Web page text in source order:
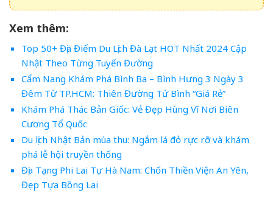
Xem thêm:
Top 50+ Địa Điểm Du Lịch Đà Lạt HOT Nhất 2024 Cập
Nhật Theo Từng Tuyến Đường
Cẩm Nang Khám Phá Bình Ba – Bình Hưng 3 Ngày 3
Đêm Từ TP.HCM: Thiên Đường Tứ Bình “Giá Rẻ”
Khám Phá Thác Bản Giốc: Vẻ Đẹp Hùng Vĩ Nơi Biên
Cương Tổ Quốc
Du lịch Nhật Bản mùa thu: Ngắm lá đỏ rực rỡ và khám
phá lễ hội truyền thống
Địa Tạng Phi Lai Tự Hà Nam: Chốn Thiền Viện An Yên,
Đẹp Tựa Bồng Lai